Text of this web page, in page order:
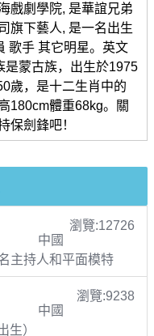
戲劇學院, 是華誼兄弟
旗下藝人, 是一名出生
歌手 其它明星。英文
是蒙古族，出生於1975
歲，是十二生肖中的
180cm體重68kg。關
保劍鋒吧！
瀏覽:12726
中國
主持人和平面模特
瀏覽:9238
中國
生）